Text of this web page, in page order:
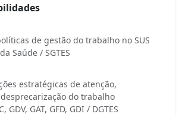
de gestão do trabalho no SUS
Saúde / SGTES
estratégicas de atenção,
do trabalho
GDV, GAT, GFD, GDI / DGTES